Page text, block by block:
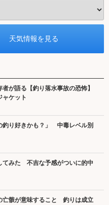
者が語る【釣り落水事故の恐怖】
ャケット
釣り好きかも？」 中毒レベル別
てみた 不吉な予感がついに的中
亡骸が意味すること 釣りは成立